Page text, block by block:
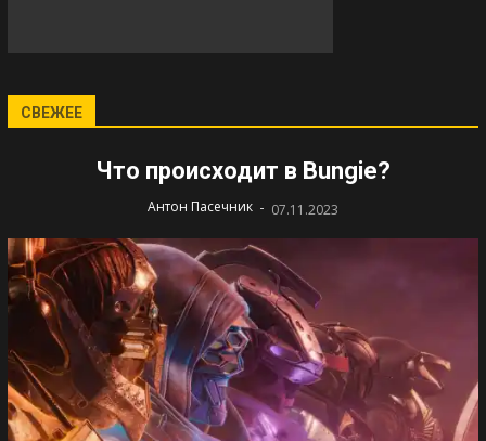
СВЕЖЕЕ
Что происходит в Bungie?
Антон Пасечник - 07.11.2023